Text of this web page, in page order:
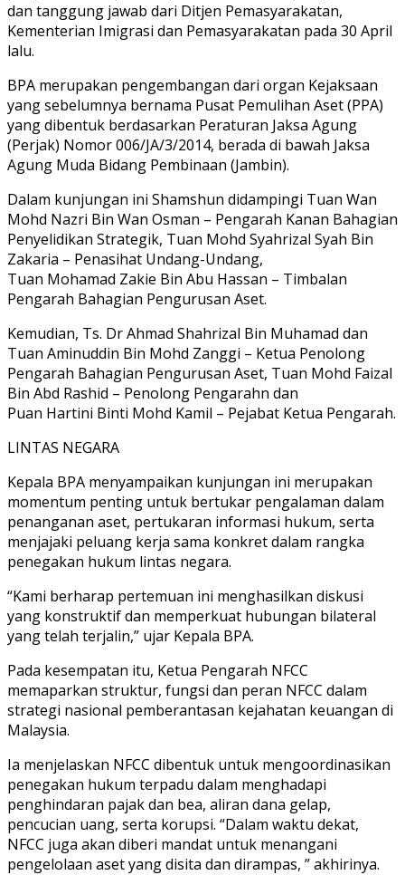
dan tanggung jawab dari Ditjen Pemasyarakatan,
Kementerian Imigrasi dan Pemasyarakatan pada 30 April
lalu.
BPA merupakan pengembangan dari organ Kejaksaan
yang sebelumnya bernama Pusat Pemulihan Aset (PPA)
yang dibentuk berdasarkan Peraturan Jaksa Agung
(Perjak) Nomor 006/JA/3/2014, berada di bawah Jaksa
Agung Muda Bidang Pembinaan (Jambin).
Dalam kunjungan ini Shamshun didampingi Tuan Wan
Mohd Nazri Bin Wan Osman – Pengarah Kanan Bahagian
Penyelidikan Strategik, Tuan Mohd Syahrizal Syah Bin
Zakaria – Penasihat Undang-Undang,
Tuan Mohamad Zakie Bin Abu Hassan – Timbalan
Pengarah Bahagian Pengurusan Aset.
Kemudian, Ts. Dr Ahmad Shahrizal Bin Muhamad dan
Tuan Aminuddin Bin Mohd Zanggi – Ketua Penolong
Pengarah Bahagian Pengurusan Aset, Tuan Mohd Faizal
Bin Abd Rashid – Penolong Pengarahn dan
Puan Hartini Binti Mohd Kamil – Pejabat Ketua Pengarah.
LINTAS NEGARA
Kepala BPA menyampaikan kunjungan ini merupakan
momentum penting untuk bertukar pengalaman dalam
penanganan aset, pertukaran informasi hukum, serta
menjajaki peluang kerja sama konkret dalam rangka
penegakan hukum lintas negara.
“Kami berharap pertemuan ini menghasilkan diskusi
yang konstruktif dan memperkuat hubungan bilateral
yang telah terjalin,” ujar Kepala BPA.
Pada kesempatan itu, Ketua Pengarah NFCC
memaparkan struktur, fungsi dan peran NFCC dalam
strategi nasional pemberantasan kejahatan keuangan di
Malaysia.
Ia menjelaskan NFCC dibentuk untuk mengoordinasikan
penegakan hukum terpadu dalam menghadapi
penghindaran pajak dan bea, aliran dana gelap,
pencucian uang, serta korupsi. “Dalam waktu dekat,
NFCC juga akan diberi mandat untuk menangani
pengelolaan aset yang disita dan dirampas, ” akhirinya.